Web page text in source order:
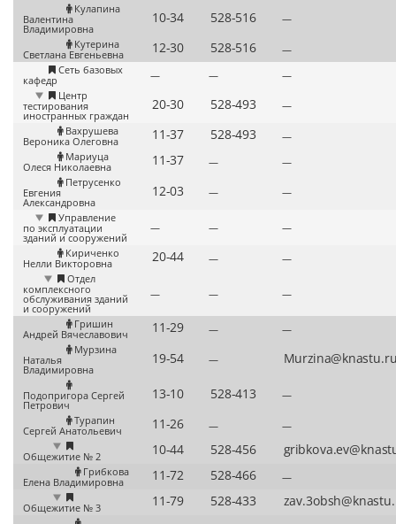
Кулапина
Валентина
Владимировна
—
Кутерина
Светлана Евгеньевна
—
Сеть базовых
кафедр
— —
—
Центр
тестирования
иностранных граждан
—
Вахрушева
Вероника Олеговна
—
Мариуца
Олеся Николаевна
—
—
Петрусенко
Евгения
Александровна
—
—
Управление
по эксплуатации
зданий и сооружений
— —
—
Кириченко
Нелли Викторовна
—
—
Отдел
комплексного
обслуживания зданий
и сооружений
— — —
Гришин
Андрей Вячеславович
—
—
Мурзина
Наталья
Владимировна
—
Подопригора Сергей
Петрович
—
Турапин
Сергей Анатольевич
— —
Общежитие № 2
Грибкова
Елена Владимировна
—
Общежитие № 3